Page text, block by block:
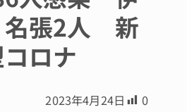
名張2人 新
ロナ
2023年4月24日 0